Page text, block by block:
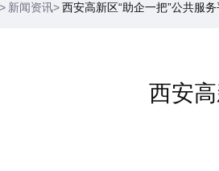
新闻资讯 西安高新区“助企一把”公共服
西安